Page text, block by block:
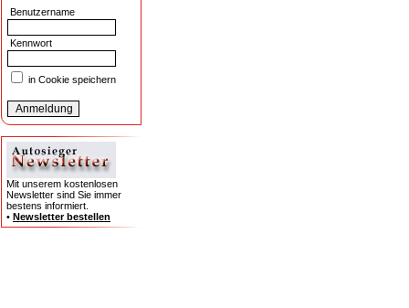
Benutzername
Kennwort
in Cookie speichern
Mit unserem kostenlosen
Newsletter sind Sie immer
bestens informiert.
• Newsletter bestellen